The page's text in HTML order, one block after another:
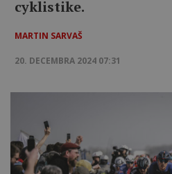
cyklistike.
MARTIN SARVAŠ
20. DECEMBRA 2024 07:31